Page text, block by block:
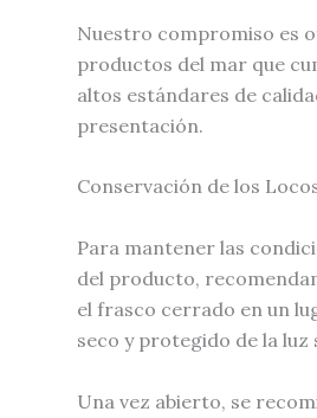
Nuestro compromiso es
productos del mar que
altos estándares de
presentación.
Conservación de los
Para mantener las
del producto,
el frasco cerrado en un
seco y protegido de la
Una vez abierto, se